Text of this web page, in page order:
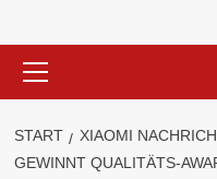
Menü
START XIAOMI
GEWINNT QUALITÄTS-